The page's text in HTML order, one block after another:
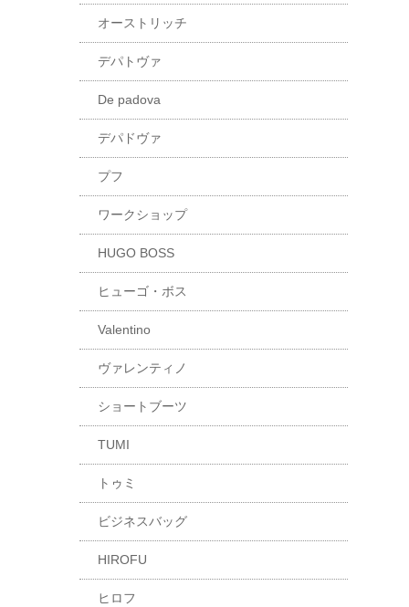
オーストリッチ
デパトヴァ
De padova
デパドヴァ
プフ
ワークショップ
HUGO BOSS
ヒューゴ・ボス
Valentino
ヴァレンティノ
ショートブーツ
TUMI
トゥミ
ビジネスバッグ
HIROFU
ヒロフ